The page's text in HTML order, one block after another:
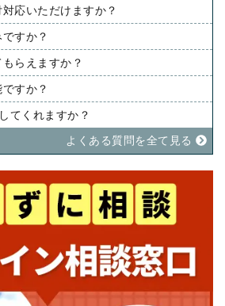
応いただけますか？
すか？
らえますか？
すか？
てくれますか？
よくある質問を全て⾒る